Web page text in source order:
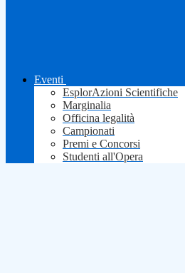
Eventi
EsplorAzioni Scientifiche
Marginalia
Officina legalità
Campionati
Premi e Concorsi
Studenti all'Opera